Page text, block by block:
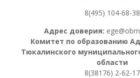
8(495) 104-68-38
Адрес доверия:
Комитет по образованию
Тюкалинского
области
8(38176) 2-62-17